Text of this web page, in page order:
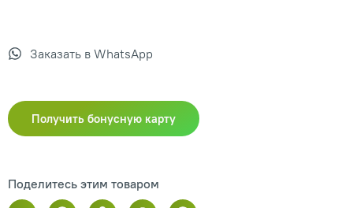
Заказать в WhatsApp
Получить бонусную карту
Поделитесь этим товаром